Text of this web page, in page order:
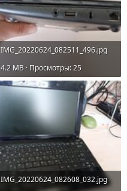
IMG_20220624_082511_496.jpg
4.2 MB · Просмотры: 25
IMG_20220624_082608_032.jpg